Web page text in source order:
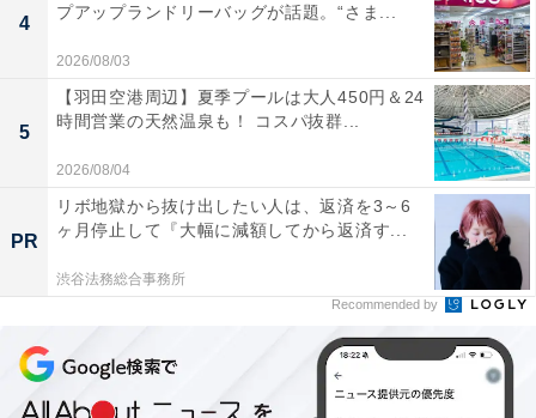
4
プアップランドリーバッグが話題。“さま...
2026/08/03
5
【羽田空港周辺】夏季プールは大人450円＆24
時間営業の天然温泉も！ コスパ抜群...
2026/08/04
PR
リボ地獄から抜け出したい人は、返済を3～6
ヶ月停止して『大幅に減額してから返済す...
渋谷法務総合事務所
Recommended by